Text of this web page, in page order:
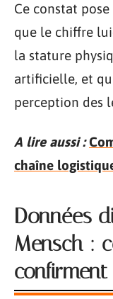
Ce constat
que le chiffre
la stature
artificielle, et
perception des
A lire aussi :
chaîne
Données
Mensch :
confirment